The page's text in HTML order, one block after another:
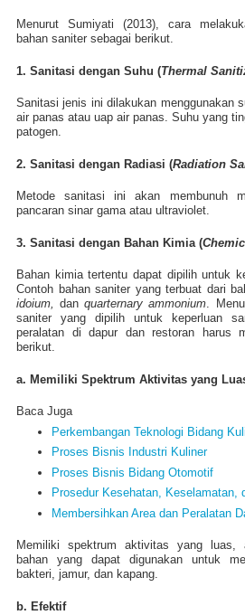
Menurut Sumiyati (2013), cara
bahan saniter sebagai berikut.
1. Sanitasi dengan Suhu (Thermal
Sanitasi jenis ini dilakukan menggunakan
air panas atau uap air panas. Suhu yang
patogen.
2. Sanitasi dengan Radiasi (Radiation
Metode sanitasi ini akan membunuh
pancaran sinar gama atau ultraviolet.
3. Sanitasi dengan Bahan Kimia (
Bahan kimia tertentu dapat dipilih untuk
Contoh bahan saniter yang terbuat dari
idoium, danquarternary ammonium.
saniter yang dipilih untuk keperluan
peralatan di dapur dan restoran harus
berikut.
a. Memiliki Spektrum Aktivitas yang
Baca Juga
Perkembangan Teknologi Bidang
Proses Bisnis Industri Kuliner
Proses Bisnis Bidang Otomotif
Prosedur Kesehatan, Keselamatan,
Membersihkan Area dan Peralatan
Memiliki spektrum aktivitas yang luas,
bahan yang dapat digunakan untuk
bakteri, jamur, dan kapang.
b. Efektif